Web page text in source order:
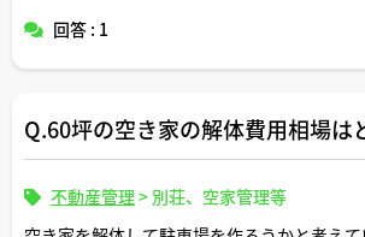
が立つのであれば居住者にとっては安心感
回答 : 1
Q.60坪の空き家の解体費用相場は
不動産管理 > 別荘、空家管理等